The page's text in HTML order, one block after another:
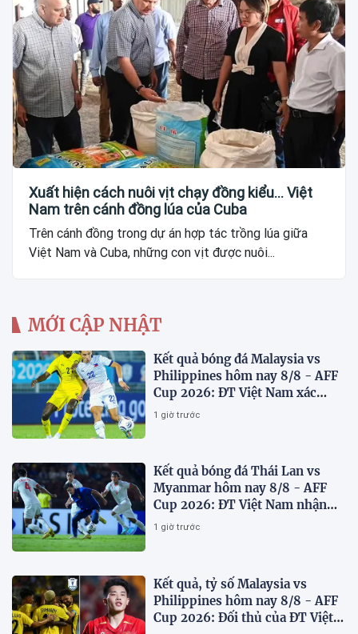
Xuất hiện cách nuôi vịt chạy đồng kiểu... Việt
Nam trên cánh đồng lúa của Cuba
Trên cánh đồng trong dự án hợp tác trồng lúa giữa
Việt Nam và Cuba, những con vịt được nuôi...
MỚI CẬP NHẬT
Kết quả bóng đá Malaysia vs
Philippines hôm nay 8/8 - AFF
Cup 2026: ĐT Việt Nam xác
định đối thủ
1 giờ trước
Kết quả bóng đá Thái Lan vs
Myanmar hôm nay 8/8 - AFF
Cup 2026: ĐT Việt Nam nhận
'chiến thư'
1 giờ trước
Kết quả, tỷ số Malaysia vs
Philippines hôm nay 8/8 - AFF
Cup 2026: Đối thủ của ĐT Việt